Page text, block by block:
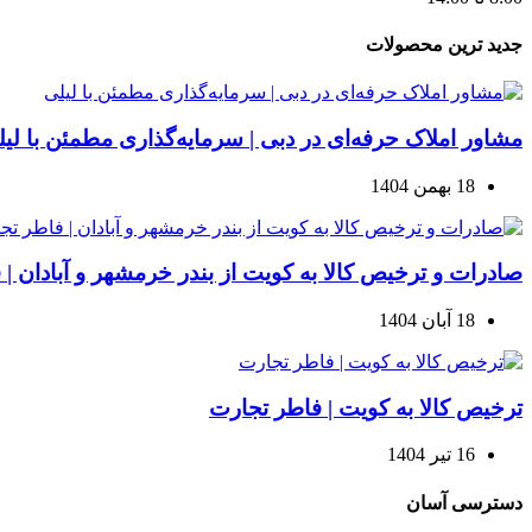
جدید ترین محصولات
مشاور املاک حرفه‌ای در دبی | سرمایه‌گذاری مطمئن با
18 بهمن 1404
صادرات و ترخیص کالا به کویت از بندر خرمشهر و آبادان
18 آبان 1404
ترخیص کالا به کویت | فاطر تجارت
16 تیر 1404
دسترسی آسان